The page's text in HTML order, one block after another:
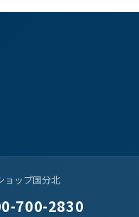
ョップ国分北
700-2830